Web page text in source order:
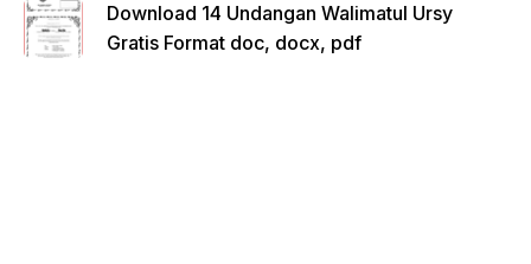
Download 14 Undangan Walimatul Ursy
Gratis Format doc, docx, pdf